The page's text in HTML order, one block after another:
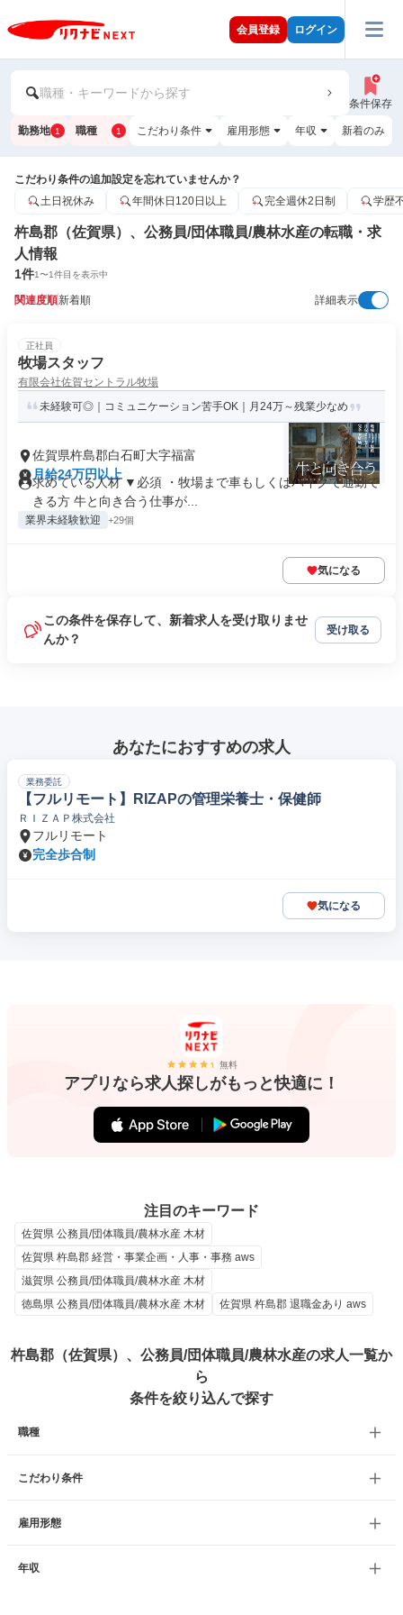
会員登録 ログイン
職種・キーワードから探す
条件保存
勤務地 1 職種 1 こだわり条件 雇用形態 年収 新着のみ
こだわり条件の追加設定を忘れていませんか？
土日祝休み
年間休日120日以上 完全週休2日制 学歴
杵島郡（佐賀県）、公務員/団体職員/農林水産の転職・求
人情報
1件1〜1件目を表示中
関連度順新着順 詳細表示
正社員
牧場スタッフ
有限会社佐賀セントラル牧場
未経験可◎｜コミュニケーション苦手OK｜月24万～残業少なめ
佐賀県杵島郡白石町大字福富
月給24万円以上
求めている人材 ▼必須 ・牧場まで車もしくはバイクで通勤で
きる方 牛と向き合う仕事が...
業界未経験歓迎 +29個
気になる
この条件を保存して、新着求人を受け取りませ
んか？
受け取る
あなたにおすすめの求人
業務委託
【フルリモート】RIZAPの管理栄養士・保健師
ＲＩＺＡＰ株式会社
フルリモート
完全歩合制
気になる
無料
アプリなら求人探しがもっと快適に！
注目のキーワード
佐賀県 公務員/団体職員/農林水産 木材
佐賀県 杵島郡 経営・事業企画・人事・事務 aws
滋賀県 公務員/団体職員/農林水産 木材
徳島県 公務員/団体職員/農林水産 木材
佐賀県 杵島郡 退職金あり aws
杵島郡（佐賀県）、公務員/団体職員/農林水産の求人一覧か
ら
条件を絞り込んで探す
職種
こだわり条件
雇用形態
年収